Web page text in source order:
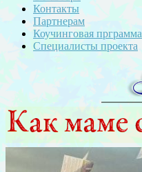
Контакты
Партнерам
Коучинговая прграмма
Специалисты проекта